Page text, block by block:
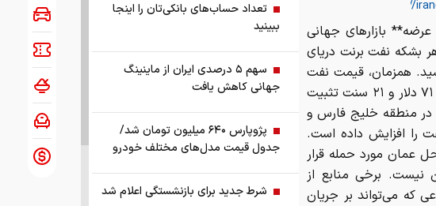
بازارهای جهانی
بشکه نفت برنت دریای
۱.۱ درصدی به ۷۴ دلار و ۴۴ سنت رسید. همزمان، قیمت نفت
وست تگزاس آمریکا نیز با کاهشی نزدیک به ۱ درصد، در سطح ۷۱ دلار و ۲۱ سنت تثبیت
منطقه خلیج فارس و
را افزایش داده است.
عمان مورد حمله قرار
نیست. برخی منابع از
که می‌تواند بر جریان
تعداد حساب‌های بانکی‌تان را اینجا
ببینید
سهم ۵ درصدی ایران از ماینینگ
جهانی کاهش یافت
پژوپارس ۶۴۰ میلیون تومان شد/
جدول قیمت مدل‌های مختلف خودرو
شرط جدید برای بازنشستگی اعلام شد